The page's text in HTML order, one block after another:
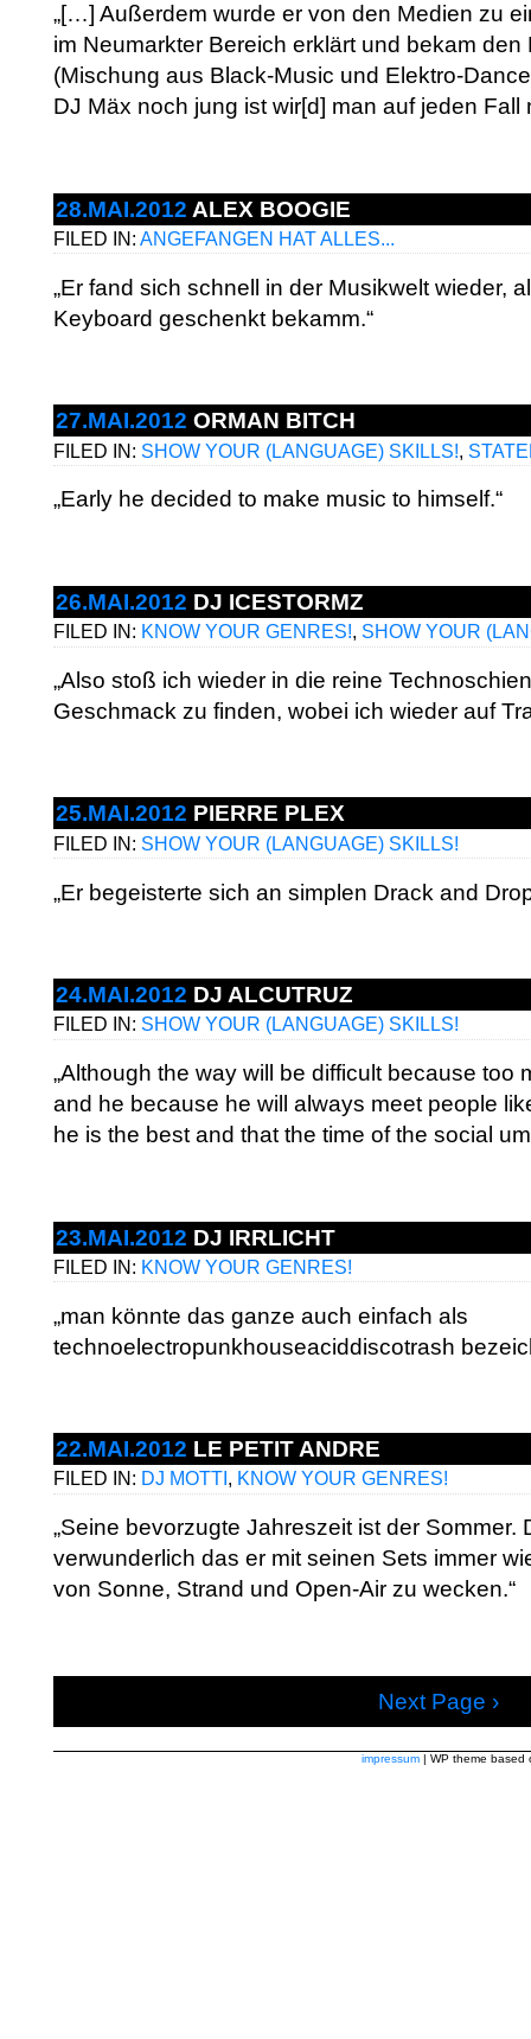
„[…] Außerdem wurde er von den Medien zu
im Neumarkter Bereich erklärt und bekam den
(Mischung aus Black-Music und Elektro-
DJ Mäx noch jung ist wir[d] man auf jeden Fall
28.MAI.2012 ALEX BOOGIE
FILED IN: ANGEFANGEN HAT ALLES...
„Er fand sich schnell in der Musikwelt wieder,
Keyboard geschenkt bekamm.“
27.MAI.2012 ORMAN BITCH
FILED IN: SHOW YOUR (LANGUAGE) SKILLS!,
„Early he decided to make music to himself.“
26.MAI.2012 DJ ICESTORMZ
FILED IN: KNOW YOUR GENRES!, SHOW YOUR
„Also stoß ich wieder in die reine
Geschmack zu finden, wobei ich wieder auf
25.MAI.2012 PIERRE PLEX
FILED IN: SHOW YOUR (LANGUAGE) SKILLS!
„Er begeisterte sich an simplen Drack and
24.MAI.2012 DJ ALCUTRUZ
FILED IN: SHOW YOUR (LANGUAGE) SKILLS!
„Although the way will be difficult because too
and he because he will always meet people
he is the best and that the time of the social
23.MAI.2012 DJ IRRLICHT
FILED IN: KNOW YOUR GENRES!
„man könnte das ganze auch einfach als
technoelectropunkhouseaciddiscotrash
22.MAI.2012 LE PETIT ANDRE
FILED IN: DJ MOTTI , KNOW YOUR GENRES!
„Seine bevorzugte Jahreszeit ist der Sommer.
verwunderlich das er mit seinen Sets immer
von Sonne, Strand und Open-Air zu wecken.“
Next Page ›
impressum | WP theme based